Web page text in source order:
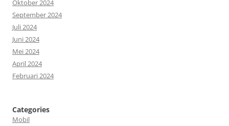
Oktober 2024
September 2024
Juli 2024
Juni 2024
Mei 2024
April 2024
Februari 2024
Categories
Mobil